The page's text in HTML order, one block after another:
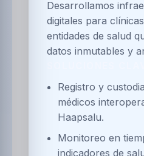
Economía
Pagos
interoperables.
Economía de
para sostener
empresariales.